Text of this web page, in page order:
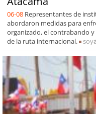
06-08 Representantes de
abordaron medidas para
organizado, el contrabando
de la ruta internacional.
soy